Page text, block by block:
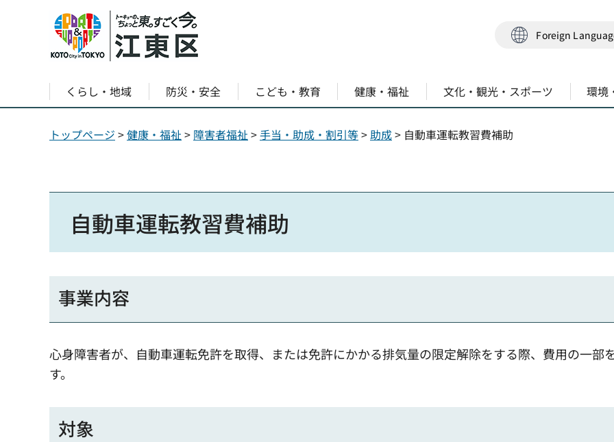
Foreign
くらし・地域 防災・安全 こども・教育 健康・福祉 文化・観光・スポーツ 環境
トップページ >健康・福祉 > 障害者福祉 >手当・助成・割引等>助成> 自動車運転教習費補助
自動車運転教習費補助
事業内容
心身障害者が、自動車運転免許を取得、または免許にかかる排気量の限定解除をする際、費用の一部
す。
対象